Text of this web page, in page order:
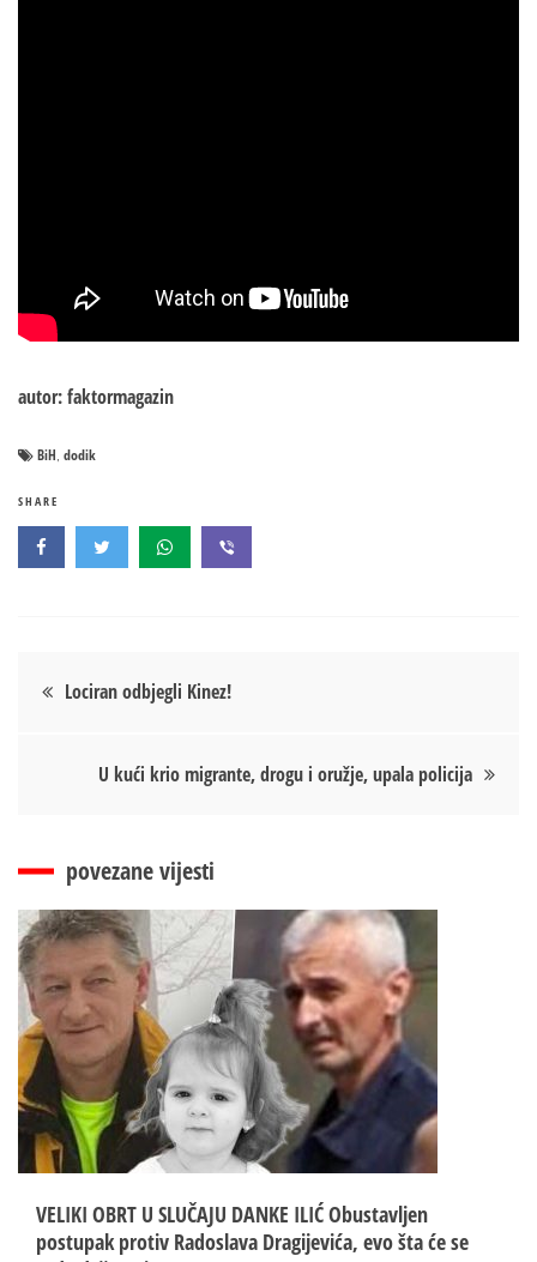
autor: faktormagazin
BiH, dodik
SHARE
Кретање
Lociran odbjegli Kinez!
U kući krio migrante, drogu i oružje, upala policija
povezane vijesti
VELIKI OBRT U SLUČAJU DANKE ILIĆ Obustavljen
postupak protiv Radoslava Dragijevića, evo šta će se